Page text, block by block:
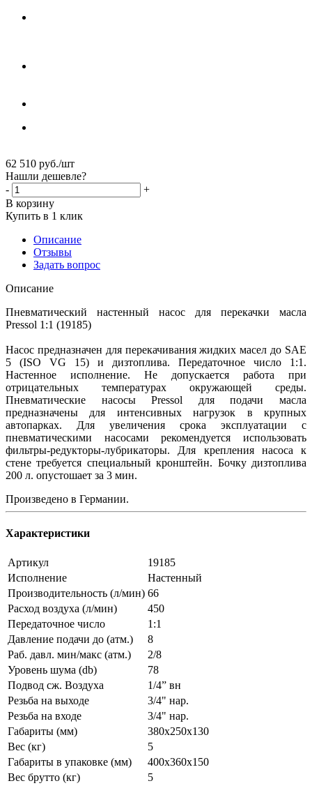
62 510 руб./шт
Нашли дешевле?
-
+
В корзину
Купить в 1 клик
Описание
Отзывы
Задать вопрос
Описание
Пневматический настенный насос для перекачки масла
Pressol 1:1 (19185)
Насос предназначен для перекачивания жидких масел до SAE
5 (ISO VG 15) и дизтоплива. Передаточное число 1:1.
Настенное исполнение. Не допускается работа при
отрицательных температурах окружающей среды.
Пневматические насосы Pressol для подачи масла
предназначены для интенсивных нагрузок в крупных
автопарках. Для увеличения срока эксплуатации с
пневматическими насосами рекомендуется использовать
фильтры-редукторы-лубрикаторы. Для крепления насоса к
стене требуется специальный кронштейн. Бочку дизтоплива
200 л. опустошает за 3 мин.
Произведено в Германии.
Характеристики
Артикул
19185
Исполнение
Настенный
Производительность (л/мин) 66
Расход воздуха (л/мин)
450
Передаточное число
1:1
Давление подачи до (атм.)
8
Раб. давл. мин/макс (атм.)
2/8
Уровень шума (db)
78
Подвод сж. Воздуха
1/4” вн
Резьба на выходе
3/4" нар.
Резьба на входе
3/4" нар.
Габариты (мм)
380x250x130
Вес (кг)
5
Габариты в упаковке (мм)
400x360x150
Вес брутто (кг)
5